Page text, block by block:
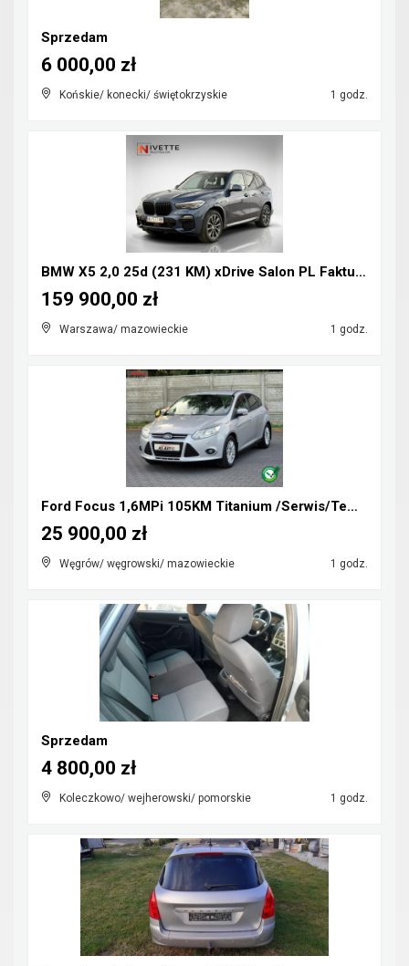
Sprzedam
Końskie/ konecki/ świętokrzyskie 1 godz.
6 000,00 zł
BMW X5 2,0 25d (231 KM) xDrive Salon PL Faktura Va...
Warszawa/ mazowieckie 1 godz.
159 900,00 zł
Ford Focus 1,6MPi 105KM Titanium /Serwis/Tempomat/...
Węgrów/ węgrowski/ mazowieckie 1 godz.
25 900,00 zł
Sprzedam
Koleczkowo/ wejherowski/ pomorskie 1 godz.
4 800,00 zł